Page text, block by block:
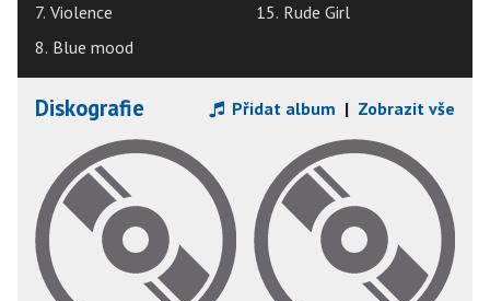
7. Violence
8. Blue mood
15. Rude Girl
Diskografie Přidat album | Zobrazit vše